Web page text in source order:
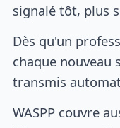
signalé tôt, plus
Dès qu'un
chaque nouveau
transmis
WASPP couvre